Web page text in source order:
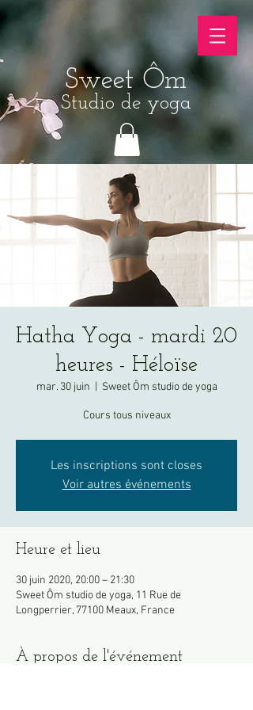
Sweet Ôm
Studio de yoga
Hatha Yoga - mardi 20
heures - Héloïse
mar. 30 juin Sweet Ôm studio de yoga
Cours tous niveaux
Les inscriptions sont closes
Voir autres événements
Heure et lieu
30 juin 2020, 20:00 – 21:30
Sweet Ôm studio de yoga, 11 Rue de
Longperrier, 77100 Meaux, France
À propos de l'événement